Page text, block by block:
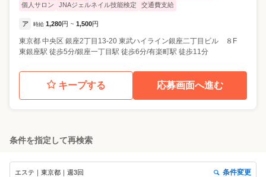
個人サロン
JNAジェルネイル技能検定 交通費支給
ア 時給 1,280円 ~ 1,500円
東京都 中央区 銀座2丁目13-20 東武ハイライン銀座二丁目ビル ８F
東銀座駅 徒歩5分/銀座一丁目駅 徒歩6分/有楽町駅 徒歩11分
キープする 応募画面へ進む
条件を指定して再検索
エステ｜東京都｜週3回 条件変更